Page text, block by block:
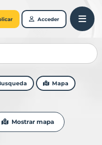
Acceder
Mapa
Mostrar mapa